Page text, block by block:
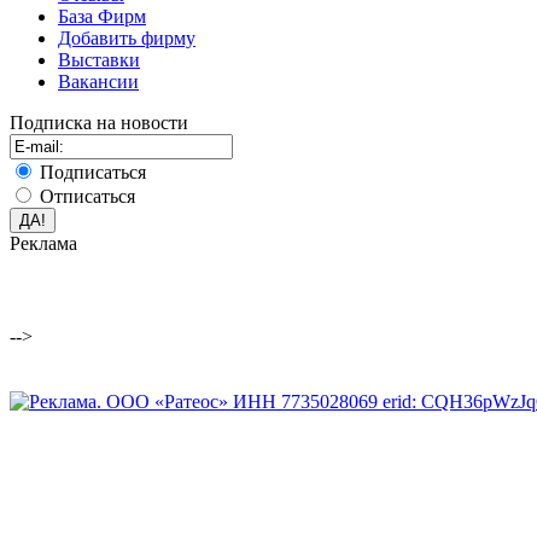
База Фирм
Добавить фирму
Выставки
Вакансии
Подписка на новости
Подписаться
Отписаться
Реклама
-->